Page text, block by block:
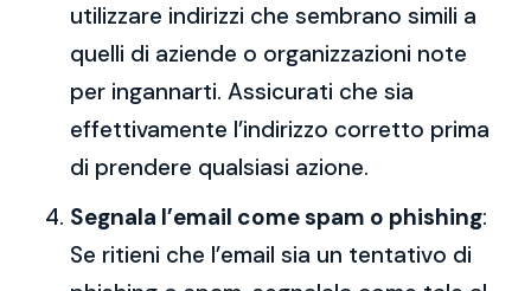
utilizzare indirizzi che sembrano simili a
quelli di aziende o organizzazioni note
per ingannarti. Assicurati che sia
effettivamente l’indirizzo corretto prima
di prendere qualsiasi azione.
Segnala l’email come spam o phishing:
Se ritieni che l’email sia un tentativo di